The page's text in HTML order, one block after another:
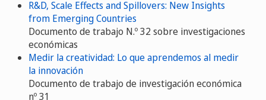
R&D, Scale Effects and Spillovers: New Insights
from Emerging Countries
Documento de trabajo N.º 32 sobre investigaciones
económicas
Medir la creatividad: Lo que aprendemos al medir
la innovación
Documento de trabajo de investigación económica
nº 31